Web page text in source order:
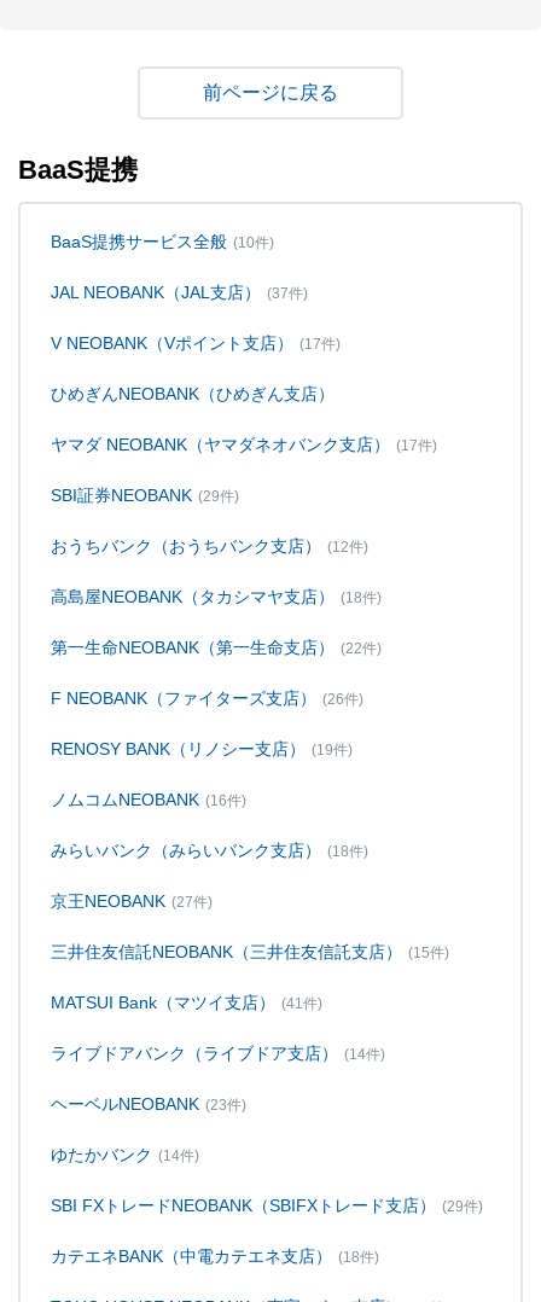
戻る
BaaS提携
BaaS提携サービス全般 (10件)
JAL NEOBANK（JAL支店） (37件)
V NEOBANK（Vポイント支店） (17件)
ひめぎんNEOBANK（ひめぎん支店）
ヤマダ NEOBANK（ヤマダネオバンク支店） (17件)
SBI証券NEOBANK (29件)
おうちバンク（おうちバンク支店） (12件)
高島屋NEOBANK（タカシマヤ支店） (18件)
第一生命NEOBANK（第一生命支店） (22件)
F NEOBANK（ファイターズ支店） (26件)
RENOSY BANK（リノシー支店） (19件)
ノムコムNEOBANK (16件)
みらいバンク（みらいバンク支店） (18件)
京王NEOBANK (27件)
三井住友信託NEOBANK（三井住友信託支店） (15件)
MATSUI Bank（マツイ支店） (41件)
ライブドアバンク（ライブドア支店） (14件)
ヘーベルNEOBANK (23件)
ゆたかバンク (14件)
SBI FXトレードNEOBANK（SBIFXトレード支店） (29件)
カテエネBANK（中電カテエネ支店） (18件)